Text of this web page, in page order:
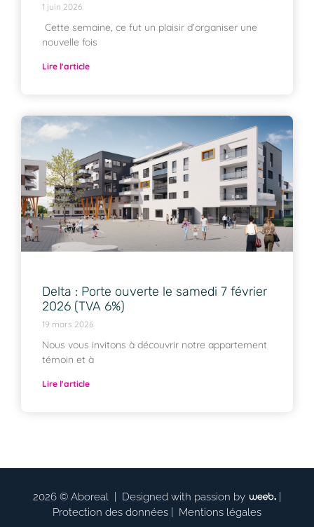
1 juin 2026
Cette semaine, ce fut un plaisir d’organiser une
nouvelle fois
Lire l'article
Delta : Porte ouverte le samedi 7 février
2026 (TVA 6%)
19 mars 2026
Nous vous invitons à découvrir notre appartement
témoin et à
Lire l'article
2026 © Aboreal | Designed with passion by
Protection des données
Mentions légales